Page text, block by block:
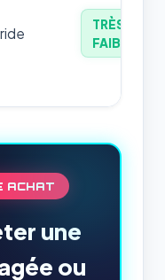
TRÈS
FAIBLE
ACHAT
une
ou